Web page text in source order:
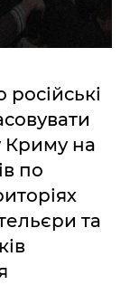
Криму на
по
та